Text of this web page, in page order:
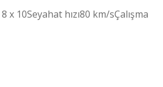
10Seyahat hızı80 km/sÇalışma